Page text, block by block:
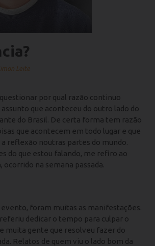
Leite
por qual razão continuo
que aconteceu do outro lado do
do Brasil. De certa forma tem razão
que acontecem em todo lugar e que
reflexão noutras partes do mundo.
do que estou falando, me refiro ao
ocorrido na semana passada.
evento, foram muitas as manifestações.
dedicar o tempo para culpar o
muita gente que resolveu fazer do
Relatos de quem viu o lado bom da